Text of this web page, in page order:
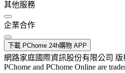
其他服務
企業合作
下載 PChome 24h購物 APP
網路家庭國際資訊股份有限公司
PChome and PChome Online are